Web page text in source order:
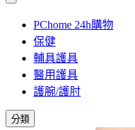
PChome 24h購物
保健
輔具護具
醫用護具
護腕/護肘
分類